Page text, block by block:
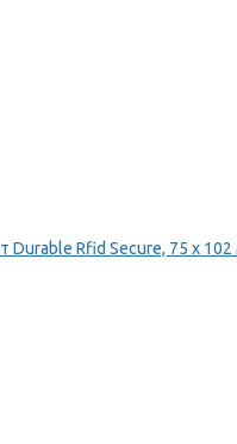
Durable Rfid Secure, 75 х